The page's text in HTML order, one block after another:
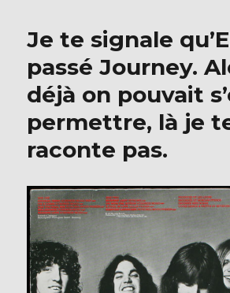
Je te signale
passé Journey.
déjà on pouvait
permettre, là je
raconte pas.